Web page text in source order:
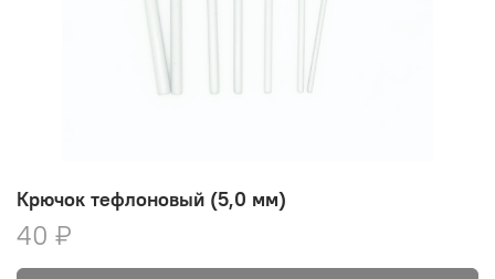
Крючок тефлоновый (5,0 мм)
40 ₽